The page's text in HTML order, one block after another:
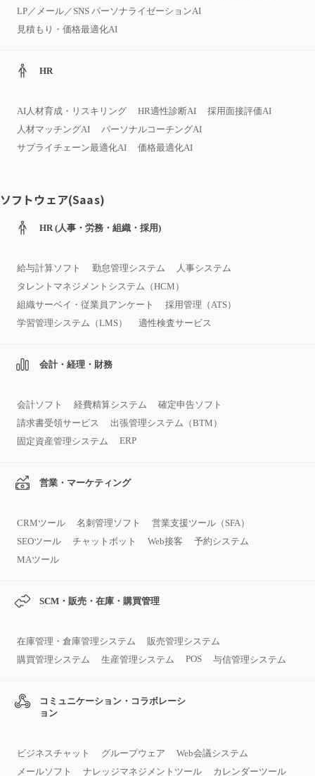
LP／メール／SNS パーソナライゼーションAI
見積もり・価格最適化AI
HR
AI人材育成・リスキリング HR適性診断AI
採用面接評価AI
人材マッチングAI
パーソナルコーチングAI
サプライチェーン最適化AI
価格最適化AI
ソフトウェア(Saas)
HR (人事・労務・組織・採用)
給与計算ソフト 勤怠管理システム
人事システム
タレントマネジメントシステム（HCM）
組織サーベイ・従業員アンケート
採用管理（ATS）
学習管理システム（LMS）
適性検査サービス
会計・経理・財務
会計ソフト 経費精算システム
確定申告ソフト
請求書受領サービス
出張管理システム（BTM）
固定資産管理システム
ERP
営業・マーケティング
CRMツール 名刺管理ソフト
営業支援ツール（SFA）
SEOツール
チャットボット Web接客
予約システム
MAツール
SCM・販売・在庫・購買管理
在庫管理・倉庫管理システム
販売管理システム
購買管理システム
生産管理システム POS 与信管理システム
コミュニケーション・コラボレーシ
ョン
ビジネスチャット グループウェア
Web会議システム
メールソフト
ナレッジマネジメントツール
カレンダーツール